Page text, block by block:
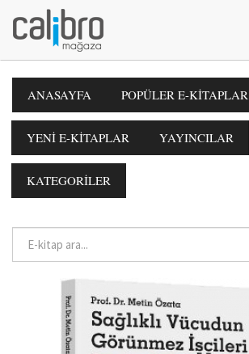
ANASAYFA POPÜLER E-KİTAPLAR
YENİ E-KİTAPLAR YAYINCILAR
KATEGORİLER